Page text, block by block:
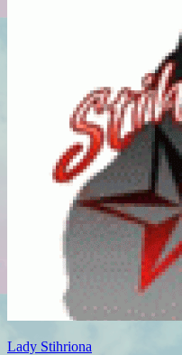
Lady Stihriona